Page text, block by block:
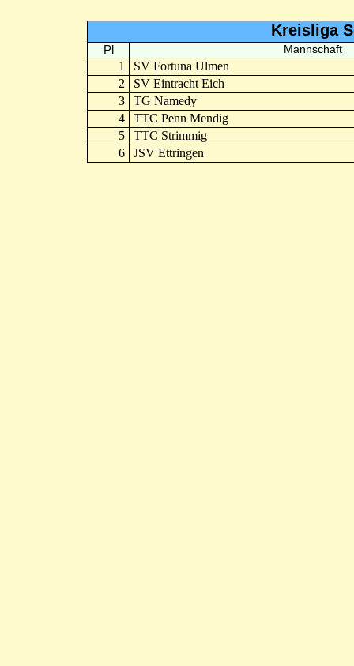
Kreisliga
Pl Mannschaft
1
SV Fortuna Ulmen
2
SV Eintracht Eich
3
TG Namedy
4
TTC Penn Mendig
5
TTC Strimmig
6
JSV Ettringen